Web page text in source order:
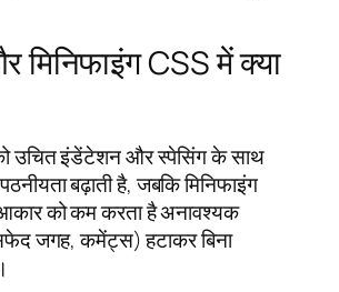
मिनिफाइंग CSS में क्या
उचित इंडेंटेशन और स्पेसिंग के साथ
बढ़ाती है, जबकि मिनिफाइंग
को कम करता है अनावश्यक
जगह, कमेंट्स) हटाकर बिना